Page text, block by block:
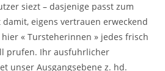
siezt – dasjenige passt zum
damit, eigens vertrauen erweckend
« Tursteherinnen » jedes frisch
prufen. Ihr ausfuhrlicher
unser Ausgangsebene z. hd.